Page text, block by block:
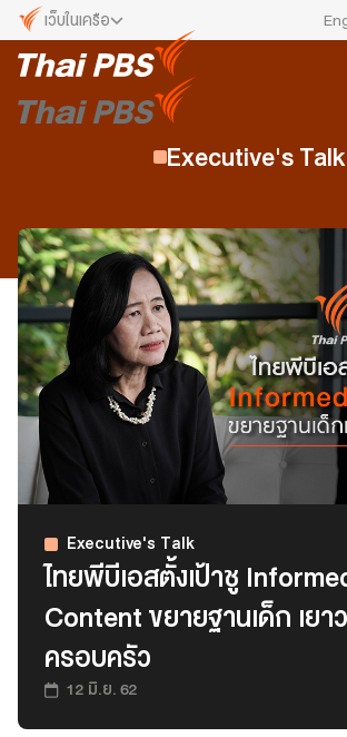
เว็บในเครือ
เว็บไซต์ในเครือ
ALTV
VIPA
The Active
พื้นที่นำเสนอวาระของสังคม
Thai PBS Kids
เรื่องราวดี ๆ สำหรับครอบครัว
Thai PBS Podcast
View The World via The Voice
Thai PBS World
We Bring Thailand to The World
เว็บไซต์บริการ
C-SITE
เพราะพลังการสื่อสารอยู่ในมือคุณ
นิเวศสื่อสาธารณะท้องถิ่นคุณภาพ
Policy Watch
สภาผู้ชมและผู้ฟังรา
รับเรื่องร้องเรียน
ติดต่อเรา
About Thai PBS
Executive's Talk
Executive's Talk
ไทยพีบีเอสตั้งเป้าชู
Content ขยายฐานเด็ก เยา
ครอบครัว
12 มิ.ย. 62